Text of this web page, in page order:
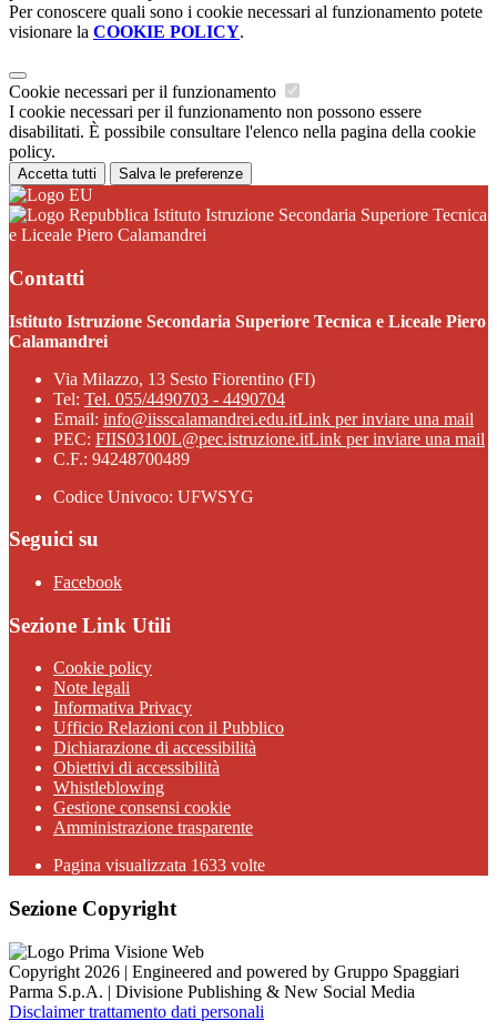
Per conoscere quali sono i cookie necessari al funzionamento potete
visionare la COOKIE POLICY.
Cookie necessari per il funzionamento
I cookie necessari per il funzionamento non possono essere
disabilitati. È possibile consultare l'elenco nella pagina della cookie
policy.
Accetta tutti Salva le preferenze
Istituto Istruzione Secondaria Superiore Tecnica
e Liceale Piero Calamandrei
Contatti
Istituto Istruzione Secondaria Superiore Tecnica e Liceale Piero
Calamandrei
Via Milazzo, 13 Sesto Fiorentino (FI)
Tel: Tel. 055/4490703 - 4490704
Email: info@iisscalamandrei.edu.itLink per inviare una mail
PEC: FIIS03100L@pec.istruzione.itLink per inviare una mail
C.F.: 94248700489
Codice Univoco: UFWSYG
Seguici su
Facebook
Sezione Link Utili
Cookie policy
Note legali
Informativa Privacy
Ufficio Relazioni con il Pubblico
Dichiarazione di accessibilità
Obiettivi di accessibilità
Whistleblowing
Gestione consensi cookie
Amministrazione trasparente
Pagina visualizzata 1633 volte
Sezione Copyright
Copyright 2026 | Engineered and powered by Gruppo Spaggiari
Parma S.p.A. | Divisione Publishing & New Social Media
Disclaimer trattamento dati personali